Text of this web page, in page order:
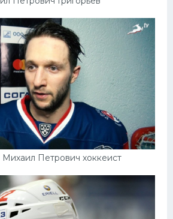
Михаил Петрович хоккеист